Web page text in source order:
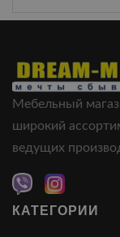
Мебельный
широкий
ведущих
КАТЕГОРИИ